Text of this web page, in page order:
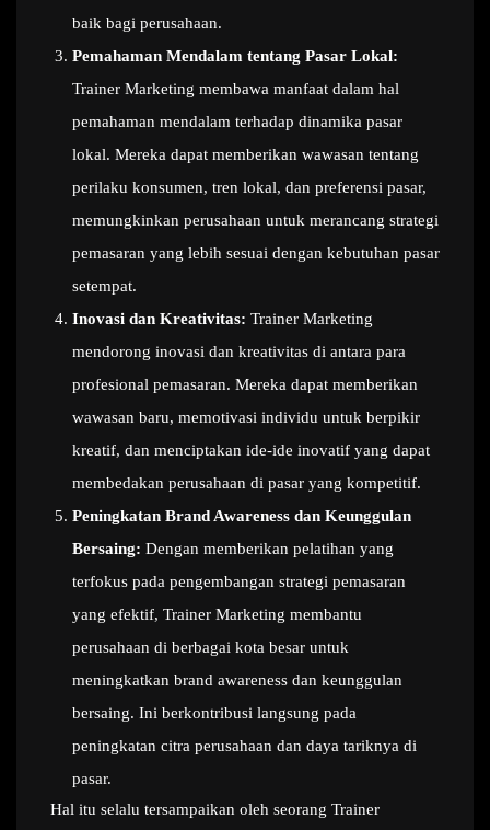
baik bagi perusahaan.
Pemahaman Mendalam tentang Pasar Lokal:
Trainer Marketing membawa manfaat dalam hal
pemahaman mendalam terhadap dinamika pasar
lokal. Mereka dapat memberikan wawasan tentang
perilaku konsumen, tren lokal, dan preferensi pasar,
memungkinkan perusahaan untuk merancang strategi
pemasaran yang lebih sesuai dengan kebutuhan pasar
setempat.
Inovasi dan Kreativitas: Trainer Marketing
mendorong inovasi dan kreativitas di antara para
profesional pemasaran. Mereka dapat memberikan
wawasan baru, memotivasi individu untuk berpikir
kreatif, dan menciptakan ide-ide inovatif yang dapat
membedakan perusahaan di pasar yang kompetitif.
Peningkatan Brand Awareness dan Keunggulan
Bersaing: Dengan memberikan pelatihan yang
terfokus pada pengembangan strategi pemasaran
yang efektif, Trainer Marketing membantu
perusahaan di berbagai kota besar untuk
meningkatkan brand awareness dan keunggulan
bersaing. Ini berkontribusi langsung pada
peningkatan citra perusahaan dan daya tariknya di
pasar.
Hal itu selalu tersampaikan oleh seorang Trainer